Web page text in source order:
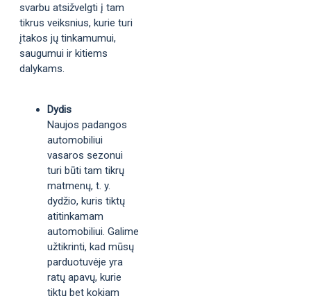
svarbu atsižvelgti į tam
tikrus veiksnius, kurie turi
įtakos jų tinkamumui,
saugumui ir kitiems
dalykams.
Dydis
Naujos padangos
automobiliui
vasaros sezonui
turi būti tam tikrų
matmenų, t. y.
dydžio, kuris tiktų
atitinkamam
automobiliui. Galime
užtikrinti, kad mūsų
parduotuvėje yra
ratų apavų, kurie
tiktų bet kokiam